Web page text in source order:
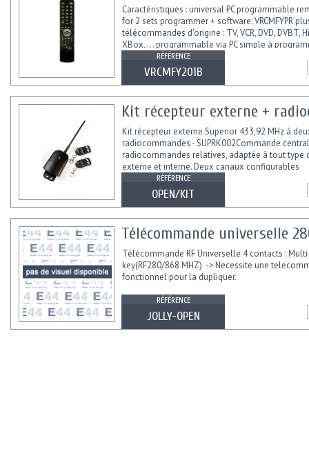
Caractéristiques : universal PC programmable
for 2 sets programmer + software: VRCMFYPR
télécommandes d'origine : TV, VCR, DVD, DVBT,
XBox, ... programmable via PC simple à
RÉFÉRENCE
VRCMFY201B
Kit récepteur externe +
Kit récepteur externe Superior 433,92 MHz à
radiocommandes - SUPRK002Commande
radiocommandes relatives, adaptée à tout type
externe et interne. Deux canaux configurables
indépendamment,...
RÉFÉRENCE
OPEN/KIT
Télécommande universelle
Télécommande RF Universelle 4 contacts :
key(RF280/868 MHZ) -> Necessite une
fonctionnel pour la dupliquer.
RÉFÉRENCE
JOLLY-OPEN